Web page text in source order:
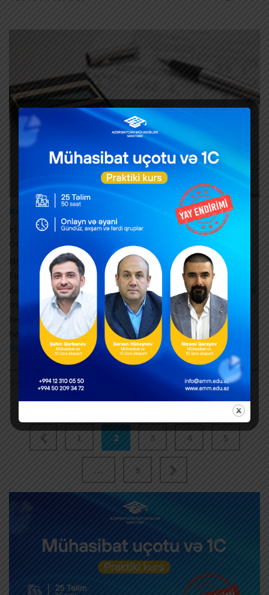
MƏZUNIYYƏT |
Hamiləlik və uşağa görə sosial məzuniyyətin
ödənilmə şərtləri
Mövzunu insan resursları və əməkhaqqı üzrə mütəxəssis
Firəngiz Səmədova şərh edir. Nazirlər Kabinetinin “Məcburi
dövlət sosial sığortası üzrə ödəmələrin və əmək qabiliyyətini
müvəqqəti itirmiş sığortaolunanlara sığortaedənin vəsaiti
hesabına ödənilən müavinətin hesablanması və ödənilməsi
haqqında Əsasnamə”nin təsdiq edilməsi barədə” 1998-ci il …
Read More
FEBRUARY 25, 2026
1 2 3 4 5
… 9